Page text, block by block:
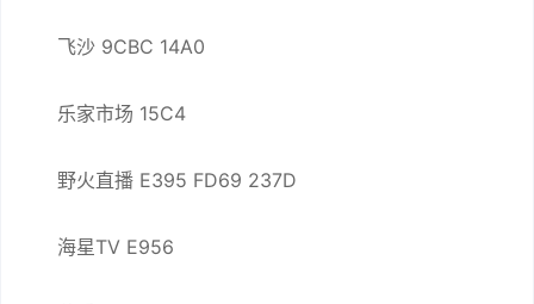
飞沙 9CBC 14A0
乐家市场 15C4
野火直播 E395 FD69 237D
海星TV E956